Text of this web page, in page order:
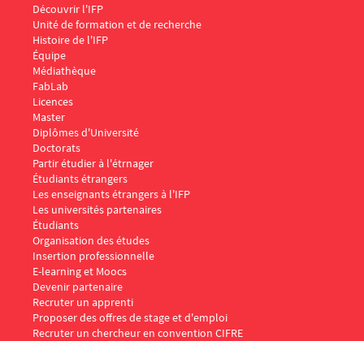
Menu Footer IFP 1
Découvrir l'IFP
Unité de formation et de recherche
Histoire de l'IFP
Équipe
Médiathèque
FabLab
Menu Footer IFP 2
Licences
Master
Diplômes d'Université
Doctorats
Menu Footer IFP 3
Partir étudier à l'étrnager
Étudiants étrangers
Les enseignants étrangers à l'IFP
Les universités partenaires
Menu Footer IFP 4
Étudiants
Organisation des études
Insertion professionnelle
E-learning et Moocs
Menu Footer IFP 5
Devenir partenaire
Recruter un apprenti
Proposer des offres de stage et d'emploi
Recruter un chercheur en convention CIFRE